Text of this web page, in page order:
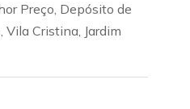
Preço, Depósito de
Vila Cristina, Jardim